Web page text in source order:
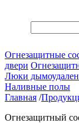
Огнезащитные
двери
Люки
Наливные полы
Главная /
Огнезащитный